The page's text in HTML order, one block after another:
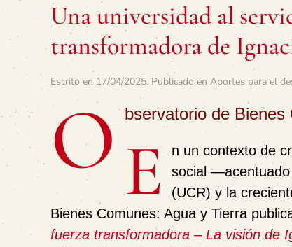
Una universidad al
transformadora de
Escrito en 17/04/2025. Publicado en Aportes para el
O bservatorio de Bienes
E
n un contexto de
social —acentuado
(UCR) y la
Bienes Comunes: Agua y Tierra
fuerza transformadora – La visión de